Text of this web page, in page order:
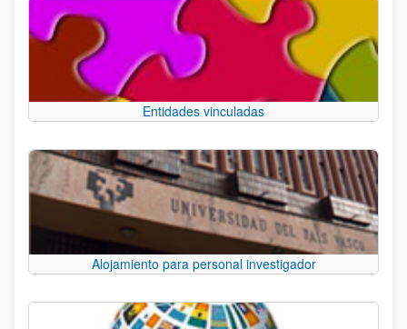
Entidades vinculadas
Alojamiento para personal investigador